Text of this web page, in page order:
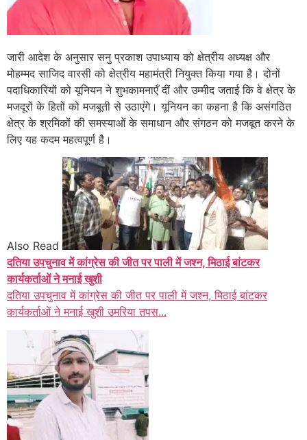
जारी आदेश के अनुसार सनु प्रकाश उपाध्याय को क्षेत्रीय अध्यक्ष और
मोहम्मद साजिद वारसी को क्षेत्रीय महामंत्री नियुक्त किया गया है। दोनों
पदाधिकारियों को यूनियन ने शुभकामनाएँ दीं और उम्मीद जताई कि वे क्षेत्र के
मजदूरों के हितों को मजबूती से उठाएंगे। यूनियन का कहना है कि असंगठित
क्षेत्र के श्रमिकों की समस्याओं के समाधान और संगठन को मजबूत करने के
लिए यह कदम महत्वपूर्ण है।
Also Read
दतिया उपचुनाव में कांग्रेस की जीत पर पाली में जश्न, मिठाई बांटकर
कार्यकर्ताओं ने मनाई खुशी
दतिया उपचुनाव में कांग्रेस की जीत पर पाली में जश्न, मिठाई बांटकर
कार्यकर्ताओं ने मनाई खुशी उमरिया तपस...